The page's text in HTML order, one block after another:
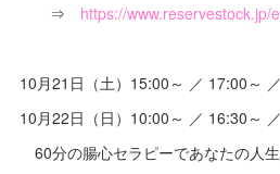
⇒ https://www.reservestock.jp/
10月21日（土）15:00～ ／ 17:00～
10月22日（日）10:00～ ／ 16:30～
60分の腸心セラピーであなたの人